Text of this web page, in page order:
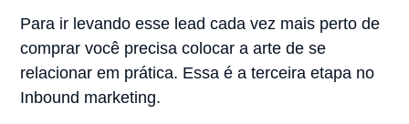
Para ir levando esse lead cada vez mais perto de
comprar você precisa colocar a arte de se
relacionar em prática. Essa é a terceira etapa no
Inbound marketing.